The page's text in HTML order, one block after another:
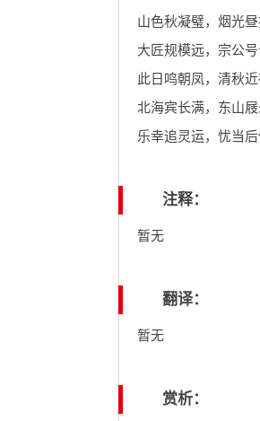
山色秋凝璧，烟光
大匠规模远，宗公
此日鸣朝凤，清秋
北海宾长满，东山屐
乐幸追灵运，忧当
注释：
暂无
翻译：
暂无
赏析：